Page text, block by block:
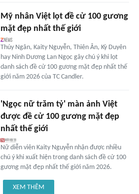
Mỹ nhân Việt lọt đề cử 100 gương
mặt đẹp nhất thế giới
Thúy Ngân, Kaity Nguyễn, Thiên Ân, Kỳ Duyên
hay Ninh Dương Lan Ngọc gây chú ý khi lọt
danh sách đề cử 100 gương mặt đẹp nhất thế
giới năm 2026 của TC Candler.
'Ngọc nữ trăm tỷ' màn ảnh Việt
được đề cử 100 gương mặt đẹp
nhất thế giới
Nữ diễn viên Kaity Nguyễn nhận được nhiều
chú ý khi xuất hiện trong danh sách đề cử 100
gương mặt đẹp nhất thế giới năm 2026.
XEM THÊM